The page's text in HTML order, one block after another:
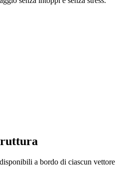
a bordo di ciascun vettore